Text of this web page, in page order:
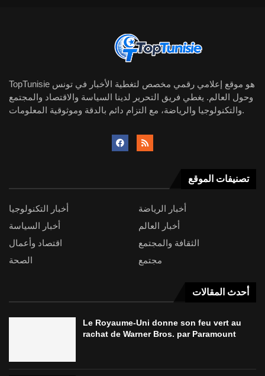
TopTunisie هو موقع إعلامي رقمي مخصص لتغطية الأخبار في تونس
وحول العالم. يغطي فريق التحرير لدينا السياسة والاقتصاد والمجتمع
والتكنولوجيا والرياضة، مع التزام دائم بالدقة وموثوقية المعلومات.
تصنيفات الموقع
أخبار التكنولوجيا
أخبار الرياضة
أخبار السياسة
أخبار العالم
اقتصاد وأعمال
الثقافة والمجتمع
الصحة
مجتمع
أحدث المقالات
Le Royaume-Uni donne son feu vert au
rachat de Warner Bros. par Paramount